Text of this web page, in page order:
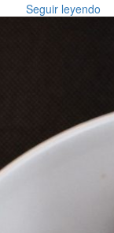
Seguir leyendo